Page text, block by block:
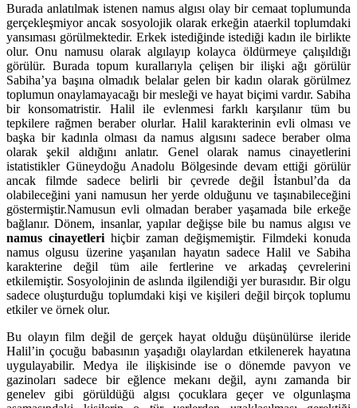
Burada anlatılmak istenen namus algısı olay bir cemaat toplumunda
gerçekleşmiyor ancak sosyolojik olarak erkeğin ataerkil toplumdaki
yansıması görülmektedir. Erkek istediğinde istediği kadın ile birlikte
olur. Onu namusu olarak algılayıp kolayca öldürmeye çalışıldığı
görülür. Burada topum kurallarıyla çelişen bir ilişki ağı görülür
Sabiha’ya başına olmadık belalar gelen bir kadın olarak görülmez
toplumun onaylamayacağı bir mesleği ve hayat biçimi vardır. Sabiha
bir konsomatristir. Halil ile evlenmesi farklı karşılanır tüm bu
tepkilere rağmen beraber olurlar. Halil karakterinin evli olması ve
başka bir kadınla olması da namus algısını sadece beraber olma
olarak şekil aldığını anlatır. Genel olarak namus cinayetlerini
istatistikler Güneydoğu Anadolu Bölgesinde devam ettiği görülür
ancak filmde sadece belirli bir çevrede değil İstanbul’da da
olabileceğini yani namusun her yerde olduğunu ve taşınabileceğini
göstermiştir.Namusun evli olmadan beraber yaşamada bile erkeğe
bağlanır. Dönem, insanlar, yapılar değişse bile bu namus algısı ve
namus cinayetlerihiçbir zaman değişmemiştir. Filmdeki konuda
namus olgusu üzerine yaşanılan hayatın sadece Halil ve Sabiha
karakterine değil tüm aile fertlerine ve arkadaş çevrelerini
etkilemiştir. Sosyolojinin de aslında ilgilendiği yer burasıdır. Bir olgu
sadece oluşturduğu toplumdaki kişi ve kişileri değil birçok toplumu
etkiler ve örnek olur.
Bu olayın film değil de gerçek hayat olduğu düşünülürse ileride
Halil’in çocuğu babasının yaşadığı olaylardan etkilenerek hayatına
uygulayabilir. Medya ile ilişkisinde ise o dönemde pavyon ve
gazinoları sadece bir eğlence mekanı değil, aynı zamanda bir
genelev gibi görüldüğü algısı çocuklara geçer ve olgunlaşma